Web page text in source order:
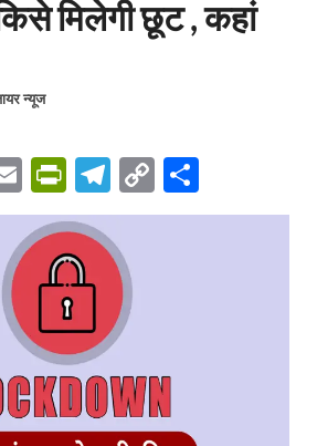
मिलेगी छूट , कहां
न्यूज
itt
er
E
m
ail
P
ri
nt
Fr
ie
n
dl
y
T
el
e
gr
a
m
C
o
k
h